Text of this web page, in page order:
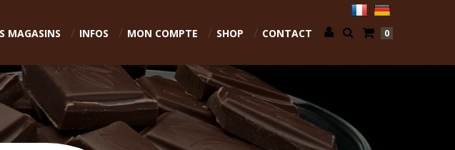
0
MAGASINS INFOS MON COMPTE SHOP CONTACT